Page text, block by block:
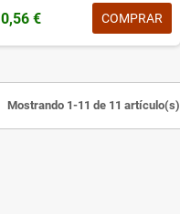
0,56 € COMPRAR
Mostrando 1-11 de 11 artículo(s)